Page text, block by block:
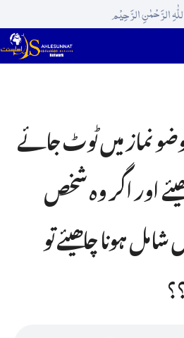
الرَّحْمٰنِ الرَّحِیْم
نماز میں ٹوٹ جائے
اور اگر وہ شخص
ہونا چاھیئے تو